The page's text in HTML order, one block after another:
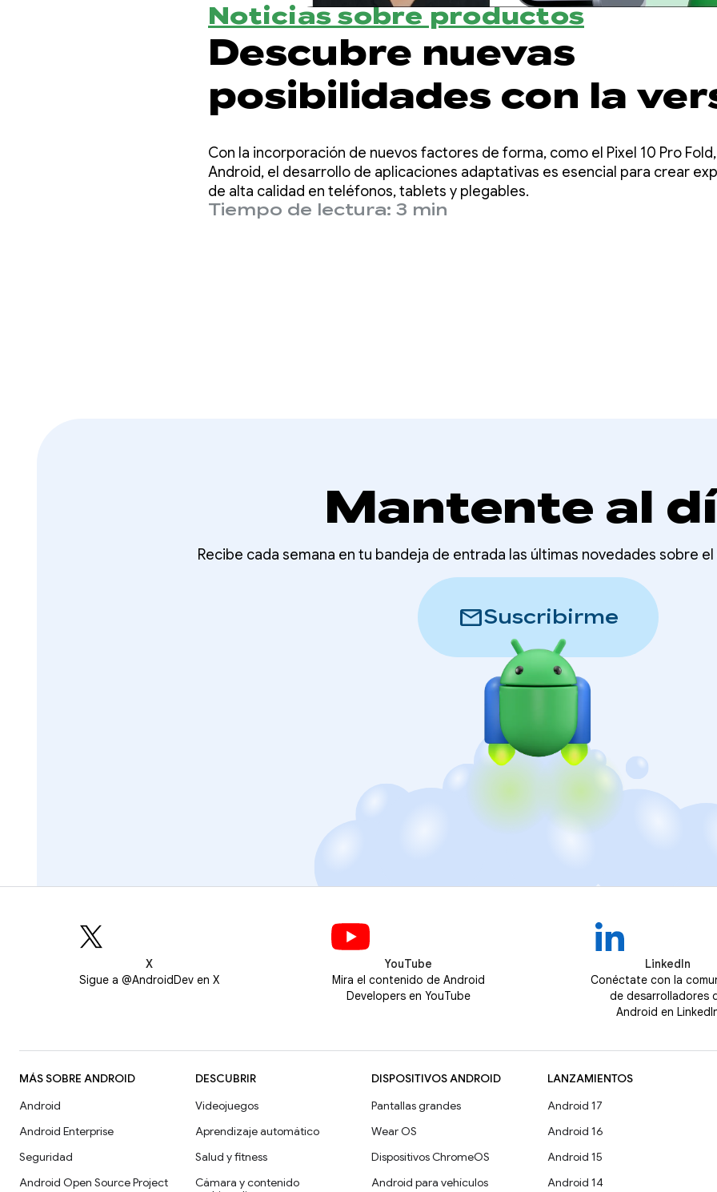
Noticias sobre productos
Descubre nuevas
posibilidades con la
beta 1.2 de los diseños
adaptativos de
Con la incorporación de nuevos factores de forma, como el Pixel 10 Pro
Android, el desarrollo de aplicaciones adaptativas es esencial para crear
de alta calidad en teléfonos, tablets y plegables.
Tiempo de lectura: 3 min
Mantente al
Recibe cada semana en tu bandeja de entrada las últimas novedades sobre
mailSuscribirme
X
Sigue a @AndroidDev en X
YouTube
Mira el contenido de Android
Developers en YouTube
LinkedIn
Conéctate con la
de desarrolladores
Android en
MÁS SOBRE ANDROID
Android
Android Enterprise
Seguridad
Android Open Source Project
DESCUBRIR
Videojuegos
Aprendizaje automático
Salud y fitness
Cámara y contenido
DISPOSITIVOS ANDROID
Pantallas grandes
Wear OS
Dispositivos ChromeOS
Android para vehículos
LANZAMIENTOS
Android 17
Android 16
Android 15
Android 14